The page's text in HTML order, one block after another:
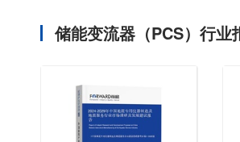
储能变流器（PCS）行业